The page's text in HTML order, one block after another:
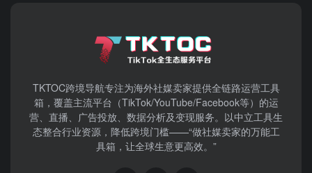
TKTOC跨境导航​专注为海外社媒卖家提供全链路运营工具
箱，覆盖主流平台（TikTok/YouTube/Facebook等）​的运
营、直播、广告投放、数据分析及变现服务。以中立工具生
态整合行业资源，降低跨境门槛——“做社媒卖家的万能工
具箱，让全球生意更高效。”